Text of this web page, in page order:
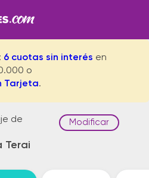
6 cuotas sin interés en
o
Tarjeta.
de
Terai
Modificar